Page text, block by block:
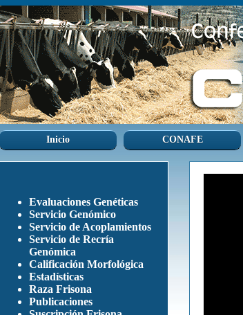
Inicio CONAFE
Evaluaciones Genéticas
Servicio Genómico
Servicio de Acoplamientos
Servicio de Recría
Genómica
Calificación Morfológica
Estadísticas
Raza Frisona
Publicaciones